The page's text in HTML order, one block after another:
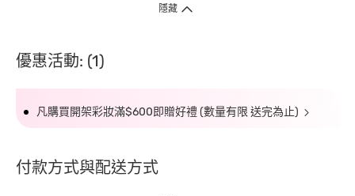
隱藏
優惠活動: (1)
凡購買開架彩妝滿$600即贈好禮 (數量有限 送完為止)
付款方式與配送方式